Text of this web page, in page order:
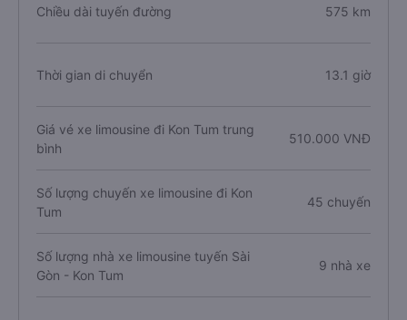
Chiều dài tuyến đường 575 km
Thời gian di chuyển 13.1 giờ
Giá vé xe limousine đi Kon Tum trung
bình
510.000 VNĐ
Số lượng chuyến xe limousine đi Kon
Tum
45 chuyến
Số lượng nhà xe limousine tuyến Sài
Gòn - Kon Tum
9 nhà xe